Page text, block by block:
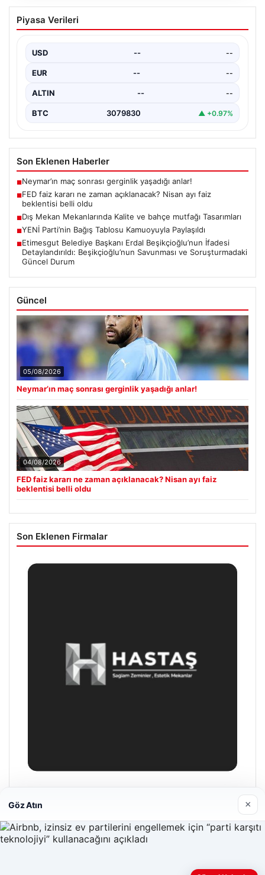
FED faiz kararı ne zaman açıklanacak?
Nisan ayı faiz beklentisi belli oldu
Piyasa Verileri
USD -- --
EUR -- --
ALTIN -- --
BTC 3079830 ▲ +0.97%
Son Eklenen Haberler
■Neymar’ın maç sonrası gerginlik yaşadığı anlar!
■FED faiz kararı ne zaman açıklanacak? Nisan ayı faiz
beklentisi belli oldu
■Dış Mekan Mekanlarında Kalite ve bahçe mutfağı Tasarımları
■YENİ Parti’nin Bağış Tablosu Kamuoyuyla Paylaşıldı
■Etimesgut Belediye Başkanı Erdal Beşikçioğlu’nun İfadesi
Detaylandırıldı: Beşikçioğlu’nun Savunması ve Soruşturmadaki
Güncel Durum
Güncel
05/08/2026
Neymar’ın maç sonrası gerginlik yaşadığı anlar!
04/08/2026
FED faiz kararı ne zaman açıklanacak? Nisan ayı faiz
beklentisi belli oldu
Son Eklenen Firmalar
28/04/2026
Göz Atın ×